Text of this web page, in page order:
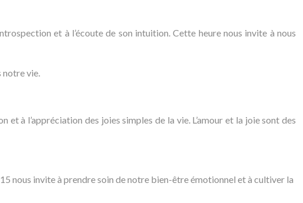
et à l’écoute de son intuition. Cette heure nous invite à nous
notre vie.
et à l’appréciation des joies simples de la vie. L’amour et la joie sont des
nous invite à prendre soin de notre bien-être émotionnel et à cultiver la